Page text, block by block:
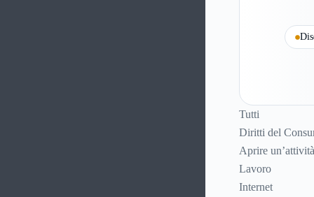
Tutti
Diritti del
Aprire un’attività
Lavoro
Internet